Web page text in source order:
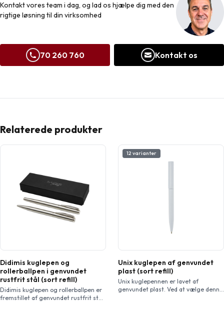
Kontakt vores team i dag, og lad os hjælpe dig med den
rigtige løsning til din virksomhed
70 260 760 Kontakt os
Relaterede produkter
Didimis kuglepen og
rollerballpen i genvundet
rustfrit stål (sort refill)
Didimis kuglepen og rollerballpen er
fremstillet af genvundet rustfrit stål.
12 varianter
Unix kuglepen af genvundet
plast (sort refill)
Unix kuglepennen er lavet af
genvundet plast. Ved at vælge denne